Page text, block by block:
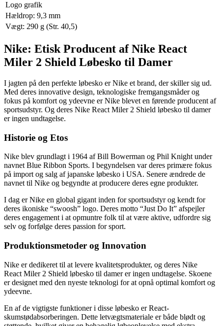
Logo grafik
Hældrop: 9,3 mm
Vægt: 290 g (Str. 40,5)
Nike: Etisk Producent af Nike React
Miler 2 Shield Løbesko til Damer
I jagten på den perfekte løbesko er Nike et brand, der skiller sig ud.
Med deres innovative design, teknologiske fremgangsmåder og
fokus på komfort og ydeevne er Nike blevet en førende producent af
sportsudstyr. Og deres Nike React Miler 2 Shield løbesko til damer
er ingen undtagelse.
Historie og Etos
Nike blev grundlagt i 1964 af Bill Bowerman og Phil Knight under
navnet Blue Ribbon Sports. I begyndelsen var deres primære fokus
på import og salg af japanske løbesko i USA. Senere ændrede de
navnet til Nike og begyndte at producere deres egne produkter.
I dag er Nike en global gigant inden for sportsudstyr og kendt for
deres ikoniske “swoosh” logo. Deres motto “Just Do It” afspejler
deres engagement i at opmuntre folk til at være aktive, udfordre sig
selv og forfølge deres passion for sport.
Produktionsmetoder og Innovation
Nike er dedikeret til at levere kvalitetsprodukter, og deres Nike
React Miler 2 Shield løbesko til damer er ingen undtagelse. Skoene
er designet med den nyeste teknologi for at opnå optimal komfort og
ydeevne.
En af de vigtigste funktioner i disse løbesko er React-
skumstødabsorberingen. Dette letvægtsmateriale er både blødt og